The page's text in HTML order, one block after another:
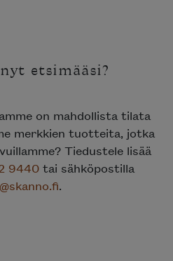
etsimääsi?
on mahdollista tilata
merkkien tuotteita, jotka
Tiedustele lisää
9440tai sähköpostilla
.